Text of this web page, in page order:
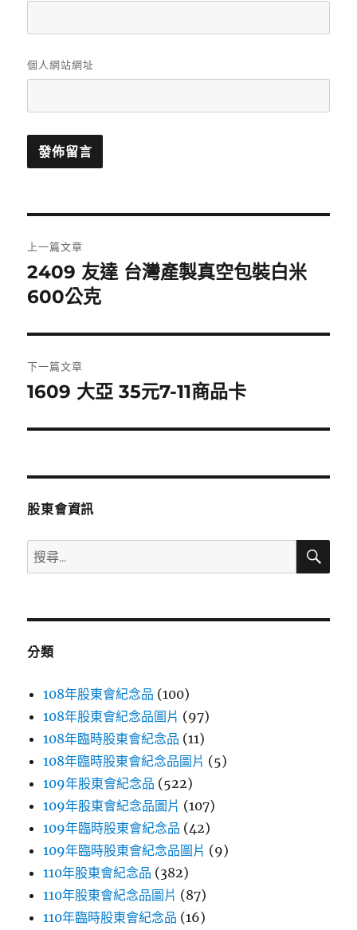
個人網站網址
章
導
覽
上一篇文章
上
一
文
章:
2409 友達 台灣產製真空包裝白米
600公克
下一篇文章
下
篇
章:
1609 大亞 35元7-11商品卡
股東會資訊
搜
尋
鍵
搜
分類
108年股東會紀念品 (100)
108年股東會紀念品圖片 (97)
108年臨時股東會紀念品 (11)
108年臨時股東會紀念品圖片 (5)
109年股東會紀念品 (522)
109年股東會紀念品圖片 (107)
109年臨時股東會紀念品 (42)
109年臨時股東會紀念品圖片 (9)
110年股東會紀念品 (382)
110年股東會紀念品圖片 (87)
110年臨時股東會紀念品 (16)